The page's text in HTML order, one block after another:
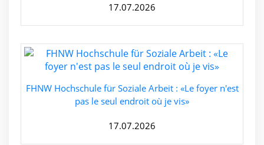
17.07.2026
FHNW Hochschule für Soziale Arbeit : «Le foyer n'est
pas le seul endroit où je vis»
17.07.2026